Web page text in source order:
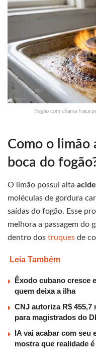
Fogão com chama fraca
Como o limão
boca do
O limão possui alta
moléculas de gordura
saídas do fogão. Esse
melhora a passagem do
dentro dos truques de
Leia Também
Êxodo cubano cresce
quem deixa a ilha
CNJ autoriza R$
para magistrados do
IA vai acabar com seu
mostra que realidade